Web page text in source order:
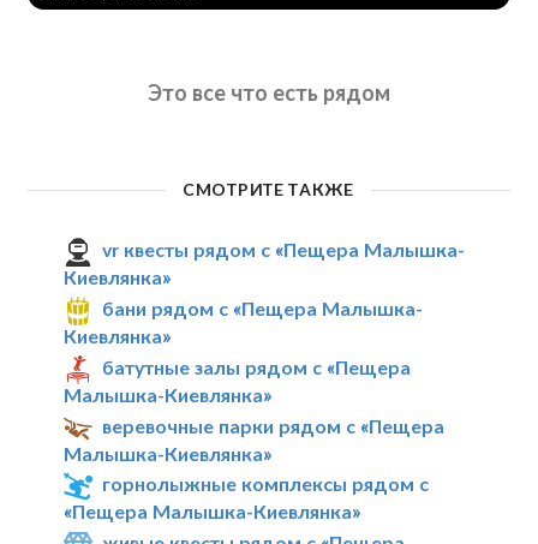
Это все что есть рядом
СМОТРИТЕ ТАКЖЕ
vr квесты рядом с «Пещера Малышка-
Киевлянка»
бани рядом с «Пещера Малышка-
Киевлянка»
батутные залы рядом с «Пещера
Малышка-Киевлянка»
веревочные парки рядом с «Пещера
Малышка-Киевлянка»
горнолыжные комплексы рядом с
«Пещера Малышка-Киевлянка»